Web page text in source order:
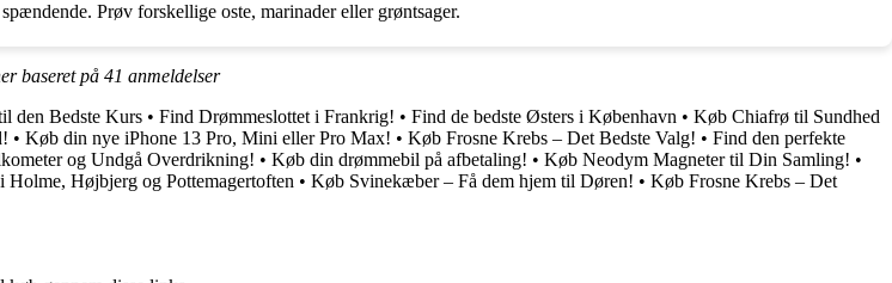
Prøv forskellige oste, marinader eller grøntsager.
baseret på 41 anmeldelser
den Bedste Kurs • Find Drømmeslottet i Frankrig! • Find de bedste Østers i København • Køb Chiafrø til Sundhed
• Køb din nye iPhone 13 Pro, Mini eller Pro Max! • Køb Frosne Krebs – Det Bedste Valg! • Find den perfekte
og Undgå Overdrikning! • Køb din drømmebil på afbetaling! • Køb Neodym Magneter til Din Samling! •
Holme, Højbjerg og Pottemagertoften • Køb Svinekæber – Få dem hjem til Døren! • Køb Frosne Krebs – Det